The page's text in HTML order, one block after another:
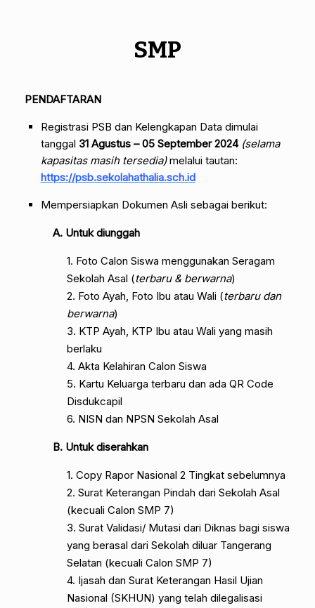
SMP
PENDAFTARAN
Registrasi PSB dan Kelengkapan Data dimulai
tanggal 31 Agustus – 05 September 2024 (selama
kapasitas masih tersedia)melalui tautan:
https://psb.sekolahathalia.sch.id
Mempersiapkan Dokumen Asli sebagai berikut:
A. Untuk diunggah
1. Foto Calon Siswa menggunakan Seragam
Sekolah Asal (terbaru & berwarna)
2. Foto Ayah, Foto Ibu atau Wali (terbaru dan
berwarna)
3. KTP Ayah, KTP Ibu atau Wali yang masih
berlaku
4. Akta Kelahiran Calon Siswa
5. Kartu Keluarga terbaru dan ada QR Code
Disdukcapil
6. NISN dan NPSN Sekolah Asal
B. Untuk diserahkan
1. Copy Rapor Nasional 2 Tingkat sebelumnya
2. Surat Keterangan Pindah dari Sekolah Asal
(kecuali Calon SMP 7)
3. Surat Validasi/ Mutasi dari Diknas bagi siswa
yang berasal dari Sekolah diluar Tangerang
Selatan (kecuali Calon SMP 7)
4. Ijasah dan Surat Keterangan Hasil Ujian
Nasional (SKHUN) yang telah dilegalisasi